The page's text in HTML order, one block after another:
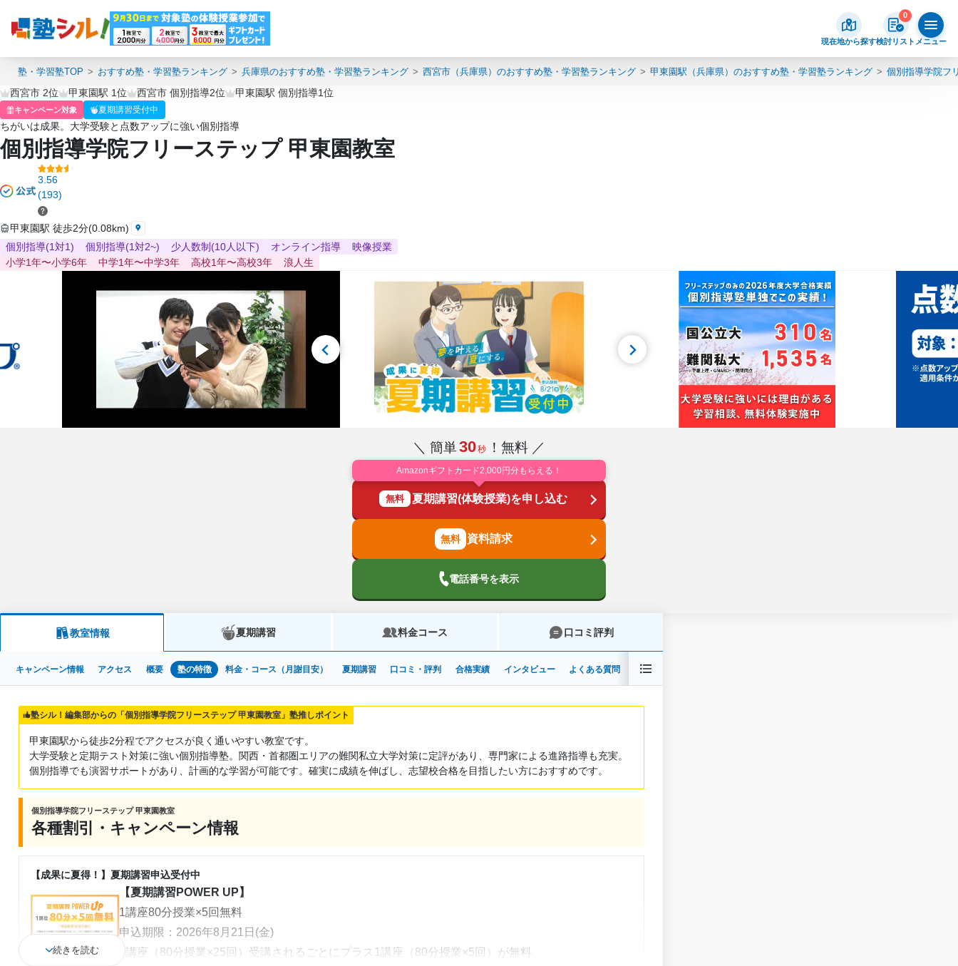
現在地から探す
0
検討リスト メニュー
塾・学習塾TOP おすすめ塾・学習塾ランキング 兵庫県のおすすめ塾・学習塾ランキング 西宮市（兵庫県）のおすすめ塾・学習塾ランキング 甲東園駅（兵庫県）のおすすめ塾・学習塾ランキング 個別指導学院フ
西宮市 2位 甲東園駅 1位 西宮市 個別指導2位 甲東園駅 個別指導1位
キャンペーン対象 夏期講習受付中
ちがいは成果。大学受験と点数アップに強い個別指導
個別指導学院フリーステップ 甲東園教室
3.56
(193)
甲東園駅 徒歩2分(0.08km)
個別指導(1対1)
個別指導(1対2~) 少人数制(10人以下) オンライン指導
映像授業
小学1年〜小学6年
中学1年〜中学3年 高校1年〜高校3年 浪人生
＼ 簡単30秒 ！無料 ／
Amazonギフトカード2,000円分もらえる！
無料 夏期講習(体験授業)を申し込む
資料請求
電話番号を表示
教室情報 夏期講習 料金コース 口コミ評判
キャンペーン情報 アクセス 概要 塾の特徴 料金・コース（月謝目安） 夏期講習 口コミ・評判 合格実績 インタビュー よくある質問
塾シル！編集部からの「個別指導学院フリーステップ 甲東園教室」塾推しポイント
甲東園駅から徒歩2分程でアクセスが良く通いやすい教室です。
大学受験と定期テスト対策に強い個別指導塾。関西・首都圏エリアの難関私立大学対策に定評があり、専門家による進路指導も充実。
個別指導でも演習サポートがあり、計画的な学習が可能です。確実に成績を伸ばし、志望校合格を目指したい方におすすめです。
個別指導学院フリーステップ 甲東園教室
各種割引・キャンペーン情報
【成果に夏得！】夏期講習申込受付中
【夏期講習POWER UP】
1講座80分授業×5回無料
申込期限：2026年8月21日(金)
5講座（80分授業×25回）受講されるごとにプラス1講座（80分授業×5回）が無料
続きを読む